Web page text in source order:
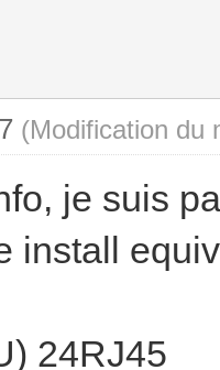
(Modification du
je suis
install
24RJ45